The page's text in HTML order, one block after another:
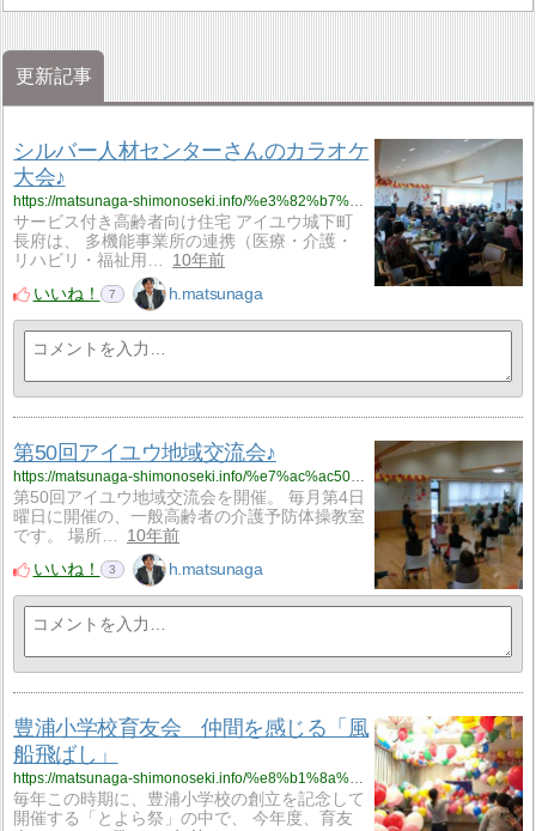
更新記事
シルバー人材センターさんのカラオケ
大会♪
サービス付き高齢者向け住宅 アイユウ城下町
長府は、 多機能事業所の連携（医療・介護・
リハビリ・福祉用…
10年前
いいね！
7 h.matsunaga
第50回アイユウ地域交流会♪
第50回アイユウ地域交流会を開催。 毎月第4日
曜日に開催の、一般高齢者の介護予防体操教室
です。 場所…
10年前
いいね！
3 h.matsunaga
豊浦小学校育友会 仲間を感じる「風
船飛ばし」
https://matsunaga-shimonoseki.info/%e8%b1%8a%e6%b5%a6%e5%b0%8f%e5%ad%a6%e6%a0%a1%e8%82%b2%e5%8f%8b%e4%bc%9a%e3%80%80%e4%bb%b2%e9%96%93%e3%82%92%e6%84%9f%e3%81%98%e3%82%8b%e3%80%8c%e9%a2%a8%e8%88%b9%e9%a3%9b%e3%81%b0%e3%81%97%e3%80%8d/
毎年この時期に、豊浦小学校の創立を記念して
開催する「とよら祭」の中で、 今年度、育友